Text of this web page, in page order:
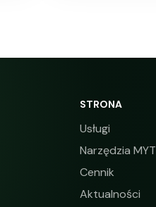
STRONA
Usługi
Narzędzia MYT
Cennik
Aktualności